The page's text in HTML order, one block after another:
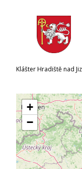
+
−